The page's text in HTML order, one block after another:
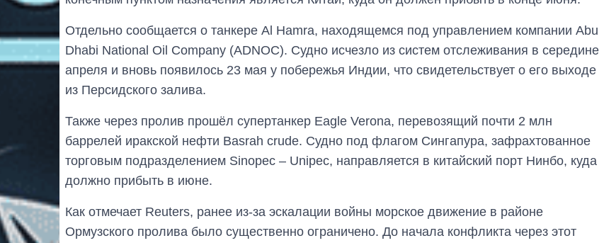
Отдельно сообщается о танкере Al Hamra, находящемся под управлением компании Abu
Dhabi National Oil Company (ADNOC). Судно исчезло из систем отслеживания в середине
апреля и вновь появилось 23 мая у побережья Индии, что свидетельствует о его выходе
из Персидского залива.
Также через пролив прошёл супертанкер Eagle Verona, перевозящий почти 2 млн
баррелей иракской нефти Basrah crude. Судно под флагом Сингапура, зафрахтованное
торговым подразделением Sinopec – Unipec, направляется в китайский порт Нинбо, куда
должно прибыть в июне.
Как отмечает Reuters, ранее из-за эскалации войны морское движение в районе
Ормузского пролива было существенно ограничено. До начала конфликта через этот